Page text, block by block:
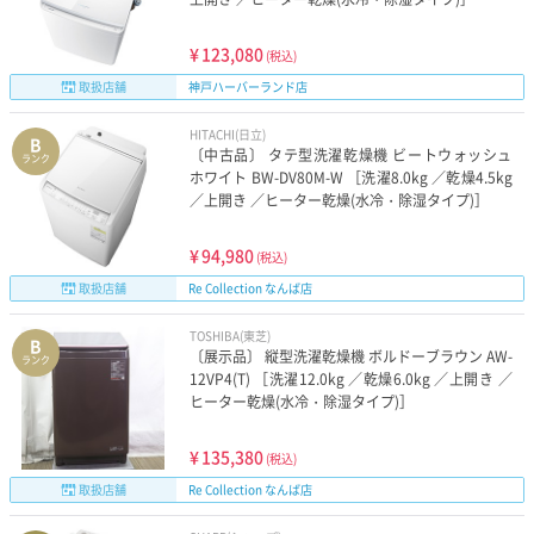
¥123,080 (税込)
取扱店舗
神戸ハーバーランド店
B
ランク
HITACHI(日立)
〔中古品〕 タテ型洗濯乾燥機 ビートウォッシュ
ホワイト BW-DV80M-W ［洗濯8.0kg ／乾燥4.5kg
／上開き ／ヒーター乾燥(水冷・除湿タイプ)］
¥94,980 (税込)
取扱店舗
Re Collection なんば店
B
ランク
TOSHIBA(東芝)
〔展示品〕 縦型洗濯乾燥機 ボルドーブラウン AW-
12VP4(T) ［洗濯12.0kg ／乾燥6.0kg ／上開き ／
ヒーター乾燥(水冷・除湿タイプ)］
¥135,380 (税込)
取扱店舗
Re Collection なんば店